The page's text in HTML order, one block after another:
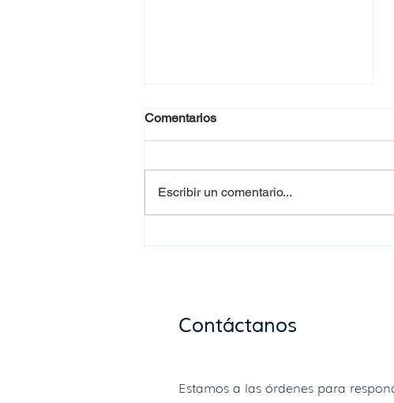
Comentarios
Escribir un comentario...
Contáctanos
Estamos a las órdenes para